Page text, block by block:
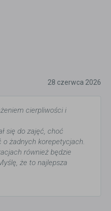
28 czerwca 2026
cierpliwości i
się do zajęć, choć
o żadnych korepetycjach.
również będzie
że to najlepsza